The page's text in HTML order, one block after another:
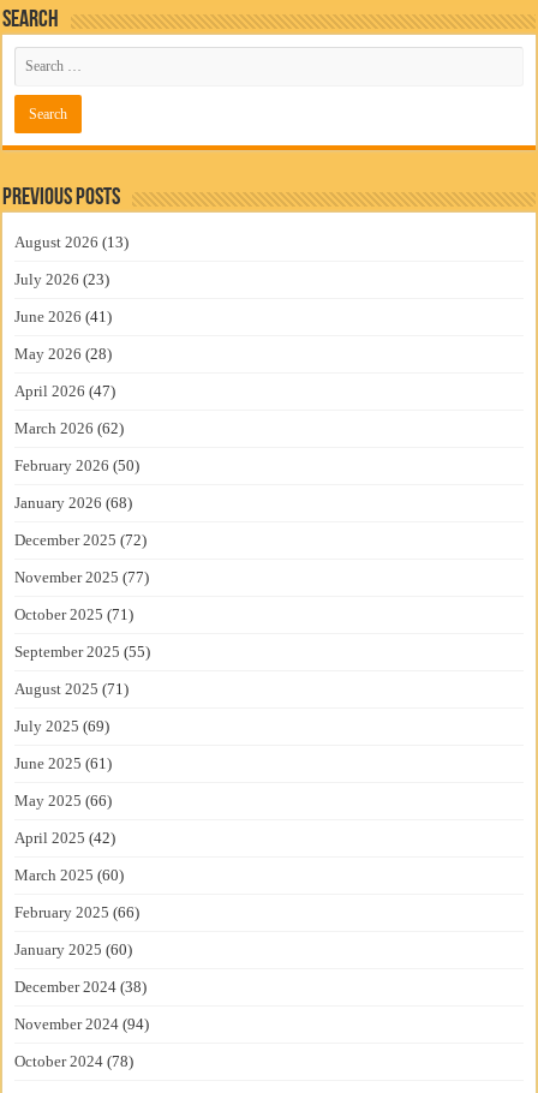
Search
Previous Posts
August 2026 (13)
July 2026 (23)
June 2026 (41)
May 2026 (28)
April 2026 (47)
March 2026 (62)
February 2026 (50)
January 2026 (68)
December 2025 (72)
November 2025 (77)
October 2025 (71)
September 2025 (55)
August 2025 (71)
July 2025 (69)
June 2025 (61)
May 2025 (66)
April 2025 (42)
March 2025 (60)
February 2025 (66)
January 2025 (60)
December 2024 (38)
November 2024 (94)
October 2024 (78)